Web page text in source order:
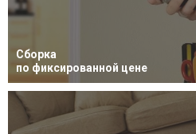
Сборка
по фиксированной цене